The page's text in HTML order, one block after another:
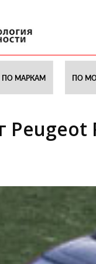
ПО МАРКАМ ПО